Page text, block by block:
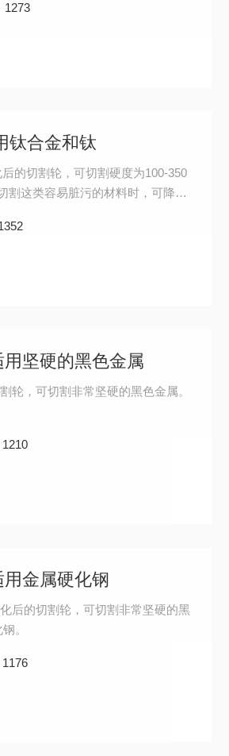
1273
钛合金和钛
的切割轮，可切割硬度为100-350
割这类容易脏污的材料时，可降低
坚硬的黑色金属
轮，可切割非常坚硬的黑色金属。
1210
金属硬化钢
后的切割轮，可切割非常坚硬的黑
。
1176